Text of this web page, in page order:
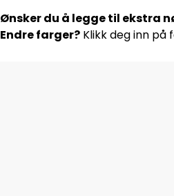
Ønsker du å legge til ekstra
Endre farger? Klikk deg inn